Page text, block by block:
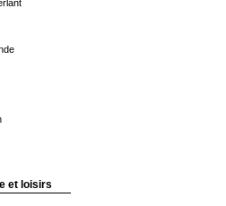
et loisirs